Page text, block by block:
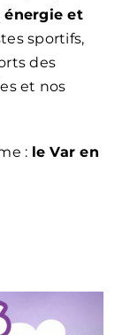
énergie et
sportifs,
des
et nos
: le Var en